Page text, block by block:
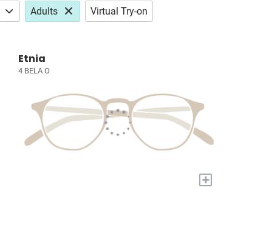
Adults Virtual Try-on
Etnia
4 BELA O
+